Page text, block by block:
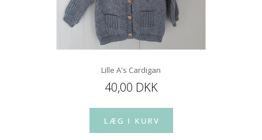
Lille A's Cardigan
40,00 DKK